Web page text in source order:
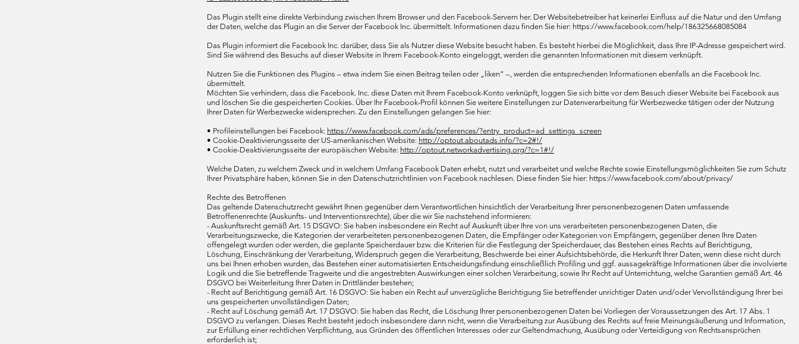
Das Plugin stellt eine direkte Verbindung zwischen Ihrem Browser und den Facebook-Servern her. Der Websitebetreiber hat keinerlei Einfluss auf die Natur und den Umfang
der Daten, welche das Plugin an die Server der Facebook Inc. übermittelt. Informationen dazu finden Sie hier: https://www.facebook.com/help/186325668085084
Das Plugin informiert die Facebook Inc. darüber, dass Sie als Nutzer diese Website besucht haben. Es besteht hierbei die Möglichkeit, dass Ihre IP-Adresse gespeichert wird.
Sind Sie während des Besuchs auf dieser Website in Ihrem Facebook-Konto eingeloggt, werden die genannten Informationen mit diesem verknüpft.
Nutzen Sie die Funktionen des Plugins – etwa indem Sie einen Beitrag teilen oder „liken“ –, werden die entsprechenden Informationen ebenfalls an die Facebook Inc.
übermittelt.
Möchten Sie verhindern, dass die Facebook. Inc. diese Daten mit Ihrem Facebook-Konto verknüpft, loggen Sie sich bitte vor dem Besuch dieser Website bei Facebook aus
und löschen Sie die gespeicherten Cookies. Über Ihr Facebook-Profil können Sie weitere Einstellungen zur Datenverarbeitung für Werbezwecke tätigen oder der Nutzung
Ihrer Daten für Werbezwecke widersprechen. Zu den Einstellungen gelangen Sie hier:
• Profileinstellungen bei Facebook: https://www.facebook.com/ads/preferences/?entry_product=ad_settings_screen
• Cookie-Deaktivierungsseite der US-amerikanischen Website: http://optout.aboutads.info/?c=2#!/
• Cookie-Deaktivierungsseite der europäischen Website: http://optout.networkadvertising.org/?c=1#!/
Welche Daten, zu welchem Zweck und in welchem Umfang Facebook Daten erhebt, nutzt und verarbeitet und welche Rechte sowie Einstellungsmöglichkeiten Sie zum Schutz
Ihrer Privatsphäre haben, können Sie in den Datenschutzrichtlinien von Facebook nachlesen. Diese finden Sie hier: https://www.facebook.com/about/privacy/
Rechte des Betroffenen
Das geltende Datenschutzrecht gewährt Ihnen gegenüber dem Verantwortlichen hinsichtlich der Verarbeitung Ihrer personenbezogenen Daten umfassende
Betroffenenrechte (Auskunfts- und Interventionsrechte), über die wir Sie nachstehend informieren:
- Auskunftsrecht gemäß Art. 15 DSGVO: Sie haben insbesondere ein Recht auf Auskunft über Ihre von uns verarbeiteten personenbezogenen Daten, die
Verarbeitungszwecke, die Kategorien der verarbeiteten personenbezogenen Daten, die Empfänger oder Kategorien von Empfängern, gegenüber denen Ihre Daten
offengelegt wurden oder werden, die geplante Speicherdauer bzw. die Kriterien für die Festlegung der Speicherdauer, das Bestehen eines Rechts auf Berichtigung,
Löschung, Einschränkung der Verarbeitung, Widerspruch gegen die Verarbeitung, Beschwerde bei einer Aufsichtsbehörde, die Herkunft Ihrer Daten, wenn diese nicht durch
uns bei Ihnen erhoben wurden, das Bestehen einer automatisierten Entscheidungsfindung einschließlich Profiling und ggf. aussagekräftige Informationen über die involvierte
Logik und die Sie betreffende Tragweite und die angestrebten Auswirkungen einer solchen Verarbeitung, sowie Ihr Recht auf Unterrichtung, welche Garantien gemäß Art. 46
DSGVO bei Weiterleitung Ihrer Daten in Drittländer bestehen;
- Recht auf Berichtigung gemäß Art. 16 DSGVO: Sie haben ein Recht auf unverzügliche Berichtigung Sie betreffender unrichtiger Daten und/oder Vervollständigung Ihrer bei
uns gespeicherten unvollständigen Daten;
- Recht auf Löschung gemäß Art. 17 DSGVO: Sie haben das Recht, die Löschung Ihrer personenbezogenen Daten bei Vorliegen der Voraussetzungen des Art. 17 Abs. 1
DSGVO zu verlangen. Dieses Recht besteht jedoch insbesondere dann nicht, wenn die Verarbeitung zur Ausübung des Rechts auf freie Meinungsäußerung und Information,
zur Erfüllung einer rechtlichen Verpflichtung, aus Gründen des öffentlichen Interesses oder zur Geltendmachung, Ausübung oder Verteidigung von Rechtsansprüchen
erforderlich ist;